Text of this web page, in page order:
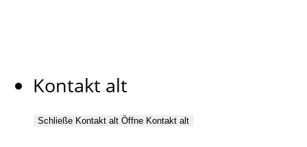
Kontakt alt
Schließe Kontakt alt Öffne Kontakt alt